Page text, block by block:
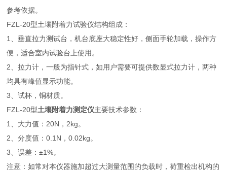
参考依据。
FZL-20型土壤附着力试验仪结构组成：
1、垂直拉力测试台，机台底座大稳定性好，侧面手轮加载，操作方
便，适合室内试验台上使用。
2、拉力计，一般为指针式，如用户需要可提供数显式拉力计，两种
均具有峰值显示功能。
3、试杯，铜材质。
FZL-20型土壤附着力测定仪主要技术参数：
1、大力值：20N，2kg。
2、分度值：0.1N，0.02kg。
3、误差：±1%。
注意：如常对本仪器施加超过大测量范围的负载时，荷重检出机构的